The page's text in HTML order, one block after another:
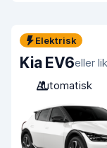
Elektrisk
Kia EV6eller
Automatisk